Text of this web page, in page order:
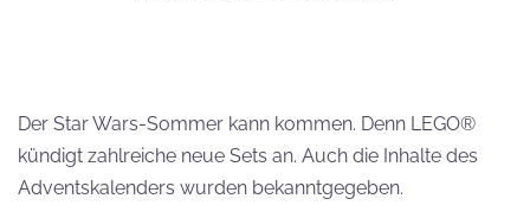
Der Star Wars-Sommer kann kommen. Denn LEGO®
kündigt zahlreiche neue Sets an. Auch die Inhalte des
Adventskalenders wurden bekanntgegeben.